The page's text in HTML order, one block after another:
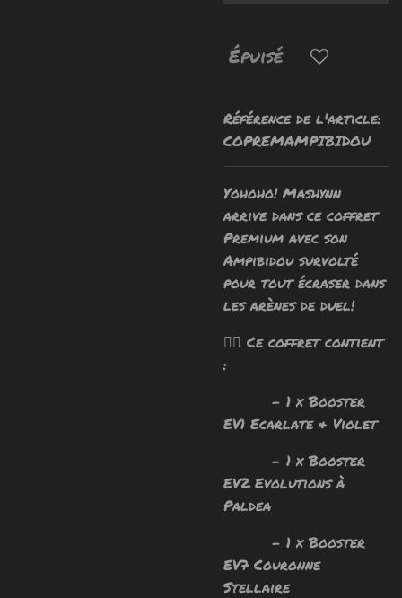
Épuisé
Référence de l'article:
COPREMAMPIBIDOU
Yohoho! Mashynn
arrive dans ce coffret
Premium avec son
Ampibidou survolté
pour tout écraser dans
les arènes de duel!
🧙‍♂️ Ce coffret contient
:
- 1 x Booster
EV1 Ecarlate & Violet
- 1 x Booster
EV2 Evolutions à
Paldea
- 1 x Booster
EV7 Couronne
Stellaire